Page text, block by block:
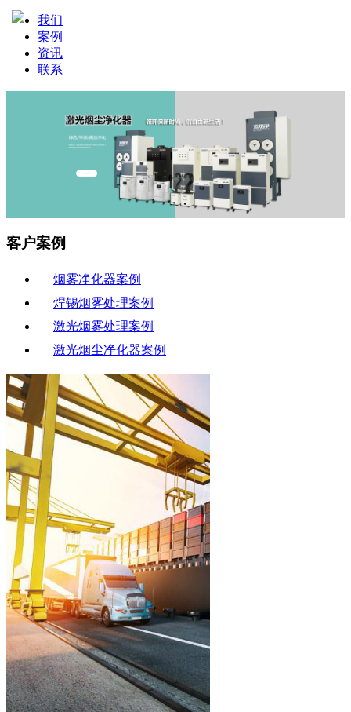
我们
案例
资讯
联系
客户案例
烟雾净化器案例
焊锡烟雾处理案例
激光烟雾处理案例
激光烟尘净化器案例